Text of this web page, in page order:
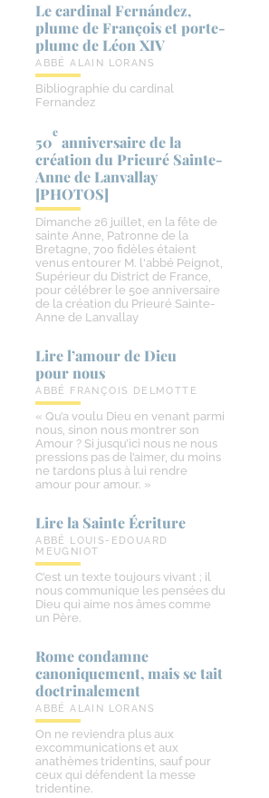
Le cardinal Fernández,
plume de François et porte-​
plume de Léon XIV
ABBÉ ALAIN LORANS
Bibliographie du cardinal
Fernandez
50
e
anniversaire de la
création du Prieuré Sainte-​
Anne de Lanvallay
[PHOTOS]
Dimanche 26 juillet, en la fête de
sainte Anne, Patronne de la
Bretagne, 700 fidèles étaient
venus entourer M. l'abbé Peignot,
Supérieur du District de France,
pour célébrer le 50e anniversaire
de la création du Prieuré Sainte-
Anne de Lanvallay
Lire l’amour de Dieu
pour nous
ABBÉ FRANÇOIS DELMOTTE
« Qu’a voulu Dieu en venant parmi
nous, sinon nous montrer son
Amour ? Si jusqu’ici nous ne nous
pressions pas de l’aimer, du moins
ne tardons plus à lui rendre
amour pour amour. »
Lire la Sainte Écriture
ABBÉ LOUIS-EDOUARD
MEUGNIOT
C’est un texte toujours vivant ; il
nous communique les pensées du
Dieu qui aime nos âmes comme
un Père.
Rome condamne
canoniquement, mais se tait
doctrinalement
ABBÉ ALAIN LORANS
On ne reviendra plus aux
excommunications et aux
anathèmes tridentins, sauf pour
ceux qui défendent la messe
tridentine.